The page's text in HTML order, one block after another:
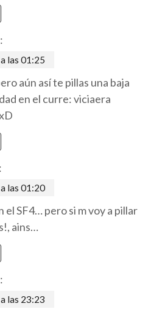
las 01:25
aún así te pillas una baja
en el curre: viciaera
las 01:20
el SF4… pero si m voy a pillar
ains…
las 23:23